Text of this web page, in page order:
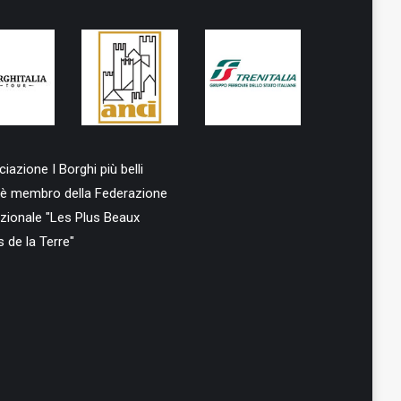
I Borghi più belli
membro della Federazione
"Les Plus Beaux
de la Terre"